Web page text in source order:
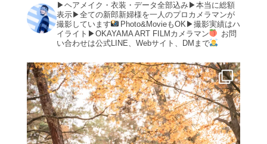
▶︎ヘアメイク・衣装・データ全部込み▶︎本当に総額
表示▶︎全ての新郎新婦様を一人のプロカメラマンが
撮影しています
Photo&MovieもOK▶︎撮影実績はハ
イライト▶︎OKAYAMA ART FILMカメラマン
お問
い合わせは公式LINE、Webサイト、DMまで